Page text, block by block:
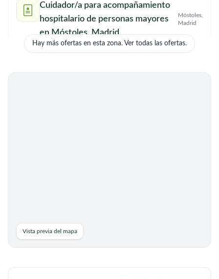
Cuidador/a para acompañamiento
hospitalario de personas mayores
en Móstoles, Madrid
Móstoles,
Madrid
Acompañamiento en hospital
Buenas, buscamos una persona para 2 o 3 franjas de
horas, en desayuno, comida y cena. Cuidados de
Ver oferta completa
Hay más ofertas en esta zona. Ver todas las ofertas.
Vista previa del mapa